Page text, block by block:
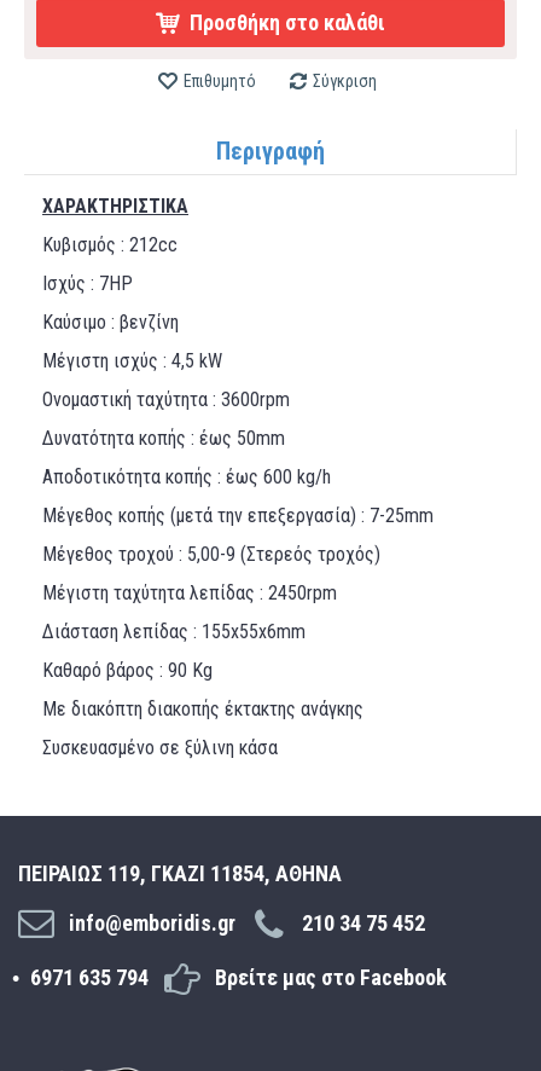
Προσθήκη στο καλάθι
Επιθυμητό Σύγκριση
Περιγραφή
ΧΑΡΑΚΤΗΡΙΣΤΙΚΑ
Κυβισμός : 212cc
Ισχύς : 7ΗΡ
Καύσιμο : βενζίνη
Μέγιστη ισχύς : 4,5 kW
Ονομαστική ταχύτητα : 3600rpm
Δυνατότητα κοπής : έως 50mm
Αποδοτικότητα κοπής : έως 600 kg/h
Μέγεθος κοπής (μετά την επεξεργασία) : 7-25mm
Μέγεθος τροχού : 5,00-9 (Στερεός τροχός)
Μέγιστη ταχύτητα λεπίδας : 2450rpm
Διάσταση λεπίδας : 155x55x6mm
Καθαρό βάρος : 90 Κg
Με διακόπτη διακοπής έκτακτης ανάγκης
Συσκευασμένο σε ξύλινη κάσα
ΠΕΙΡΑΙΩΣ 119, ΓΚΑΖΙ 11854, ΑΘΗΝΑ
info@emboridis.gr
210 34 75 452
6971 635 794 Βρείτε μας στο Facebook